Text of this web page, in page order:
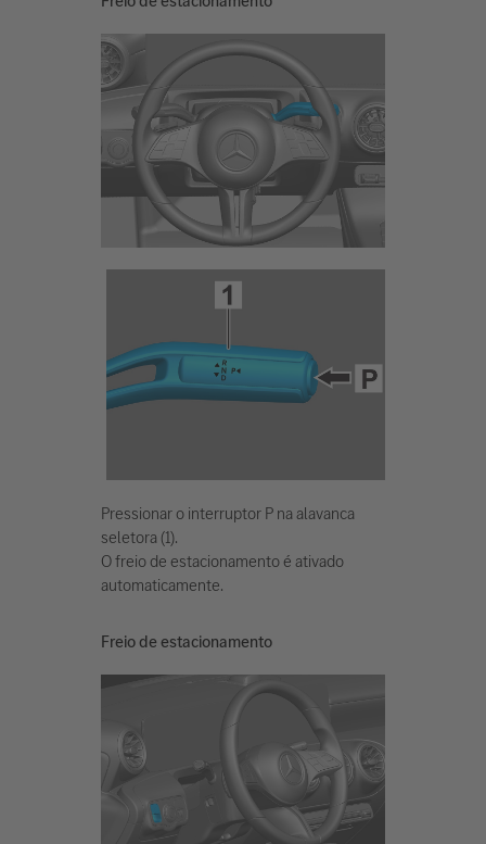
Pressionar o interruptor P na alavanca
seletora (1).
O freio de estacionamento é ativado
automaticamente.
Freio de estacionamento